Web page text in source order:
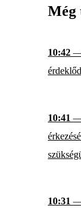
Még
10:42 —
10:41 —
10:31 —